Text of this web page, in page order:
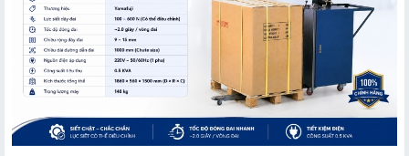
2.2. Tính năng công nghệ nổi bật vượt trội
3.2. Nhược điểm cần lưu ý